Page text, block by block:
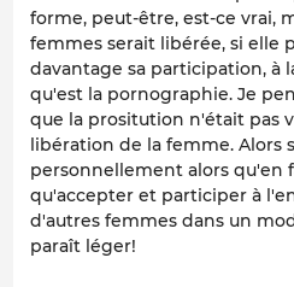
forme, peut-être, est-ce vrai,
femmes serait libérée, si elle
davantage sa participation, à
qu'est la pornographie. Je
que la prositution n'était pas
libération de la femme. Alors
personnellement alors qu'en
qu'accepter et participer à
d'autres femmes dans un
paraît léger!